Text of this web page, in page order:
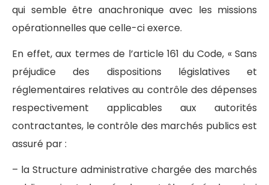
qui semble être anachronique avec les missions
opérationnelles que celle-ci exerce.
En effet, aux termes de l’article 161 du Code, « Sans
préjudice des dispositions législatives et
réglementaires relatives au contrôle des dépenses
respectivement applicables aux autorités
contractantes, le contrôle des marchés publics est
assuré par :
– la Structure administrative chargée des marchés